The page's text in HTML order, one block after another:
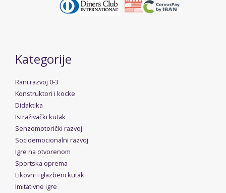
Kategorije
Rani razvoj 0-3
Konstruktori i kocke
Didaktika
Istraživački kutak
Senzomotorički razvoj
Socioemocionalni razvoj
Igre na otvorenom
Sportska oprema
Likovni i glazbeni kutak
Imitativne igre